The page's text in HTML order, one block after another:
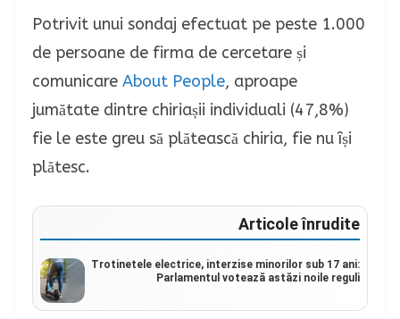
Potrivit unui sondaj efectuat pe peste 1.000
de persoane de firma de cercetare și
comunicare About People, aproape
jumătate dintre chiriașii individuali (47,8%)
fie le este greu să plătească chiria, fie nu își
plătesc.
Articole înrudite
Trotinetele electrice, interzise minorilor sub 17 ani:
Parlamentul votează astăzi noile reguli